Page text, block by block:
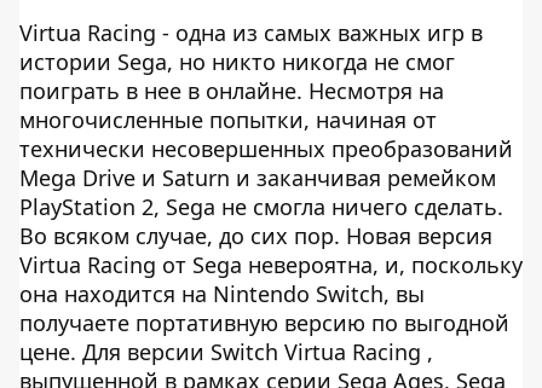
Virtua Racing - одна из самых важных игр в
истории Sega, но никто никогда не смог
поиграть в нее в онлайне. Несмотря на
многочисленные попытки, начиная от
технически несовершенных преобразований
Mega Drive и Saturn и заканчивая ремейком
PlayStation 2, Sega не смогла ничего сделать.
Во всяком случае, до сих пор. Новая версия
Virtua Racing от Sega невероятна, и, поскольку
она находится на Nintendo Switch, вы
получаете портативную версию по выгодной
цене. Для версии Switch Virtua Racing ,
выпущенной в рамках серии Sega Ages, Sega